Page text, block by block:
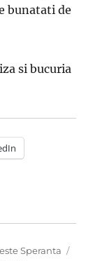
bunatati de
si bucuria
Speranta